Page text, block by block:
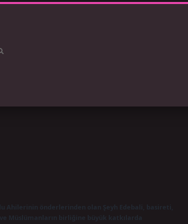
Ahilerinin önderlerinden olan Şeyh Edebali, basireti,
Müslümanların birliğine büyük katkılarda